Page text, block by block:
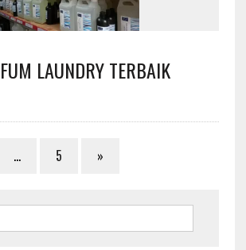
LAUNDRY TERBAIK
… 5 »